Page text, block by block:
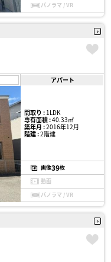
パノラマ / VR
アパート
間取り :1LDK
専有面積 :40.33㎡
築年月 :2016年12月
階建 :2階建
画像39枚
動画
パノラマ / VR